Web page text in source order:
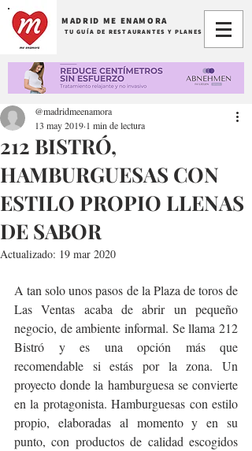
MADRID ME ENAMORA
TU GUÍA DE RESTAURANTES Y PLANES
212 BISTRÓ,
HAMBURGUESAS CON
ESTILO PROPIO LLENAS
DE SABOR
@madridmeenamora
13 may 2019 1 min de lectura
Actualizado: 19 mar 2020
A tan solo unos pasos de la Plaza de toros de
Las Ventas acaba de abrir un pequeño
negocio, de ambiente informal. Se llama 212
Bistró y es una opción más que
recomendable si estás por la zona. Un
proyecto donde la hamburguesa se convierte
en la protagonista. Hamburguesas con estilo
propio, elaboradas al momento y en su
punto, con productos de calidad escogidos